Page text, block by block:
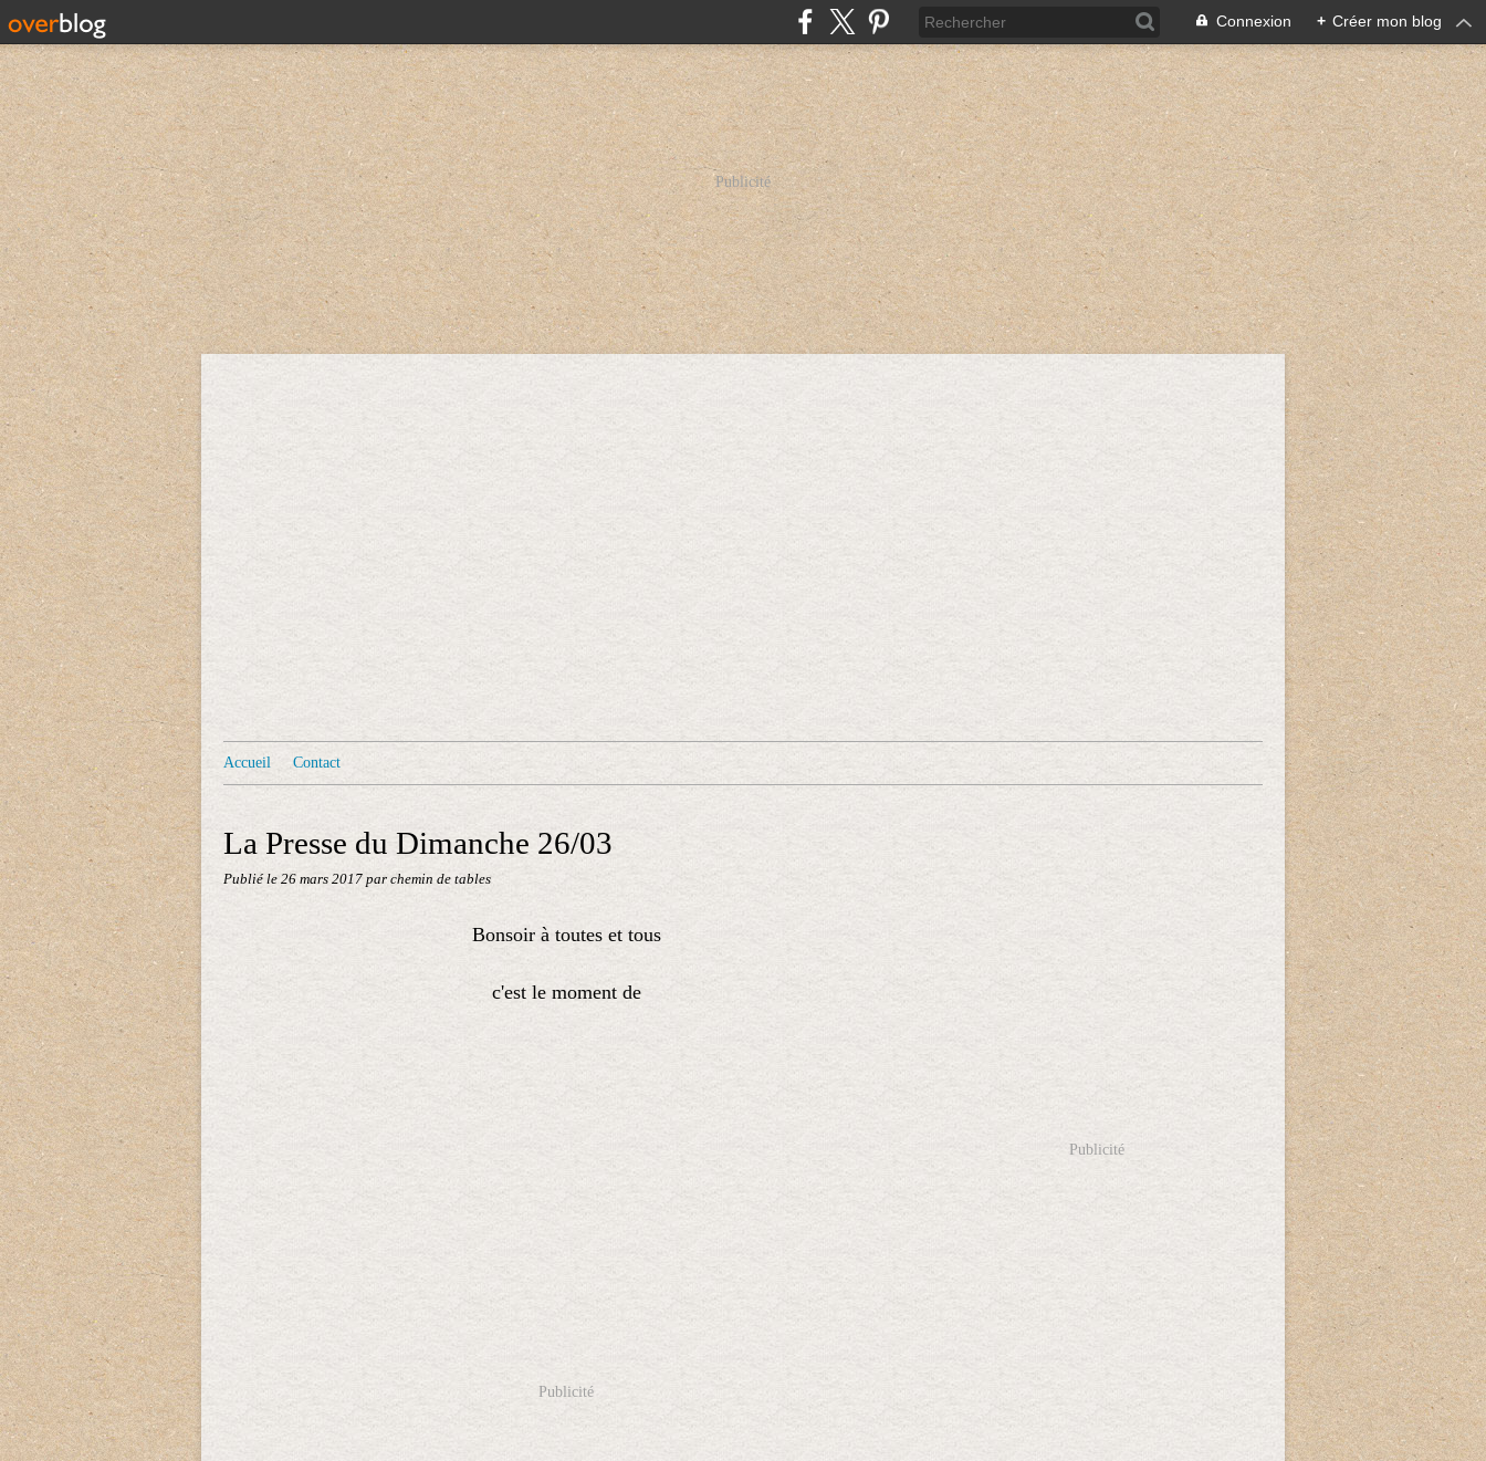
Connexion + Créer mon blog
Publicité
Accueil Contact
La Presse du Dimanche 26/03
Publié le 26 mars 2017 par chemin de tables
Bonsoir à toutes et tous
c'est le moment de
Publicité
Publicité